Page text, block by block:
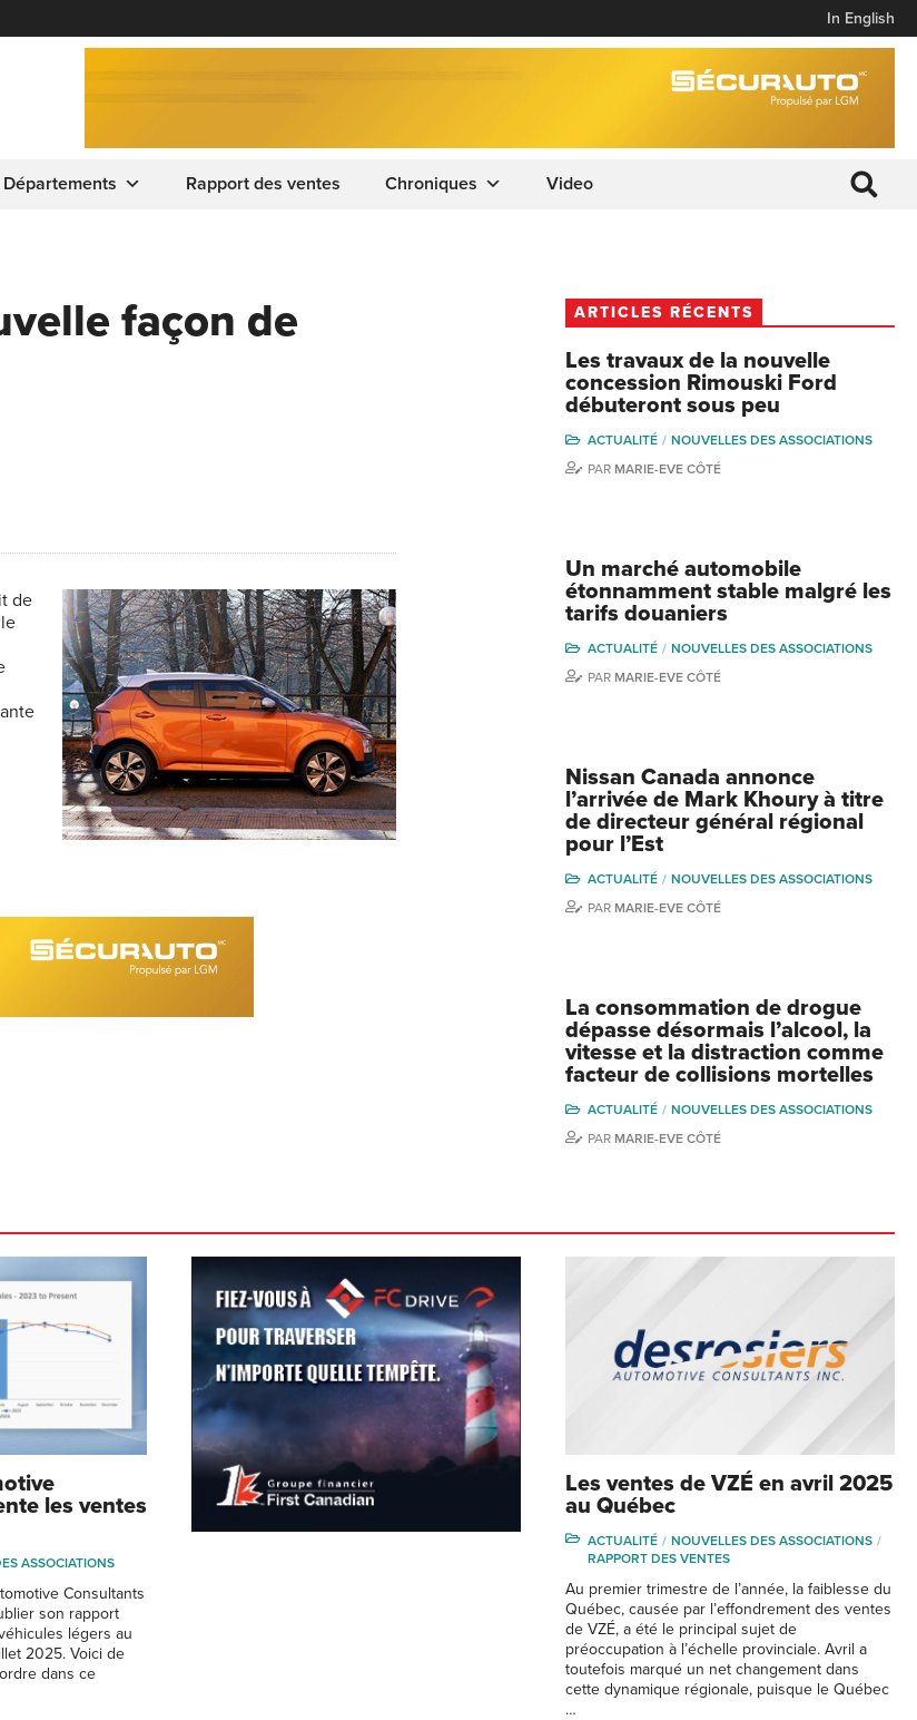
In English
Départements Rapport des ventes Chroniques Video
façon de
de
ARTICLES RÉCENTS
Les travaux de la nouvelle
concession Rimouski Ford
débuteront sous peu
ACTUALITÉ
NOUVELLES DES ASSOCIATIONS
PAR MARIE-EVE CÔTÉ
Un marché automobile
étonnamment stable malgré les
tarifs douaniers
ACTUALITÉ
NOUVELLES DES ASSOCIATIONS
PAR MARIE-EVE CÔTÉ
Nissan Canada annonce
l’arrivée de Mark Khoury à titre
de directeur général régional
pour l’Est
ACTUALITÉ
NOUVELLES DES ASSOCIATIONS
PAR MARIE-EVE CÔTÉ
La consommation de drogue
dépasse désormais l’alcool, la
vitesse et la distraction comme
facteur de collisions mortelles
ACTUALITÉ
NOUVELLES DES ASSOCIATIONS
PAR MARIE-EVE CÔTÉ
les ventes
ASSOCIATIONS
Consultants
son rapport
légers au
2025. Voici de
dans ce
Les ventes de VZÉ en avril 2025
au Québec
ACTUALITÉ
NOUVELLES DES ASSOCIATIONS
RAPPORT DES VENTES
Au premier trimestre de l’année, la faiblesse du
Québec, causée par l’effondrement des ventes
de VZÉ, a été le principal sujet de
préoccupation à l’échelle provinciale. Avril a
toutefois marqué un net changement dans
cette dynamique régionale, puisque le Québec
…